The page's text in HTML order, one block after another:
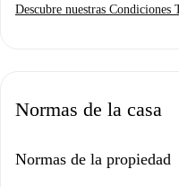
Descubre nuestras Condiciones
Normas de la casa
Normas de la propiedad